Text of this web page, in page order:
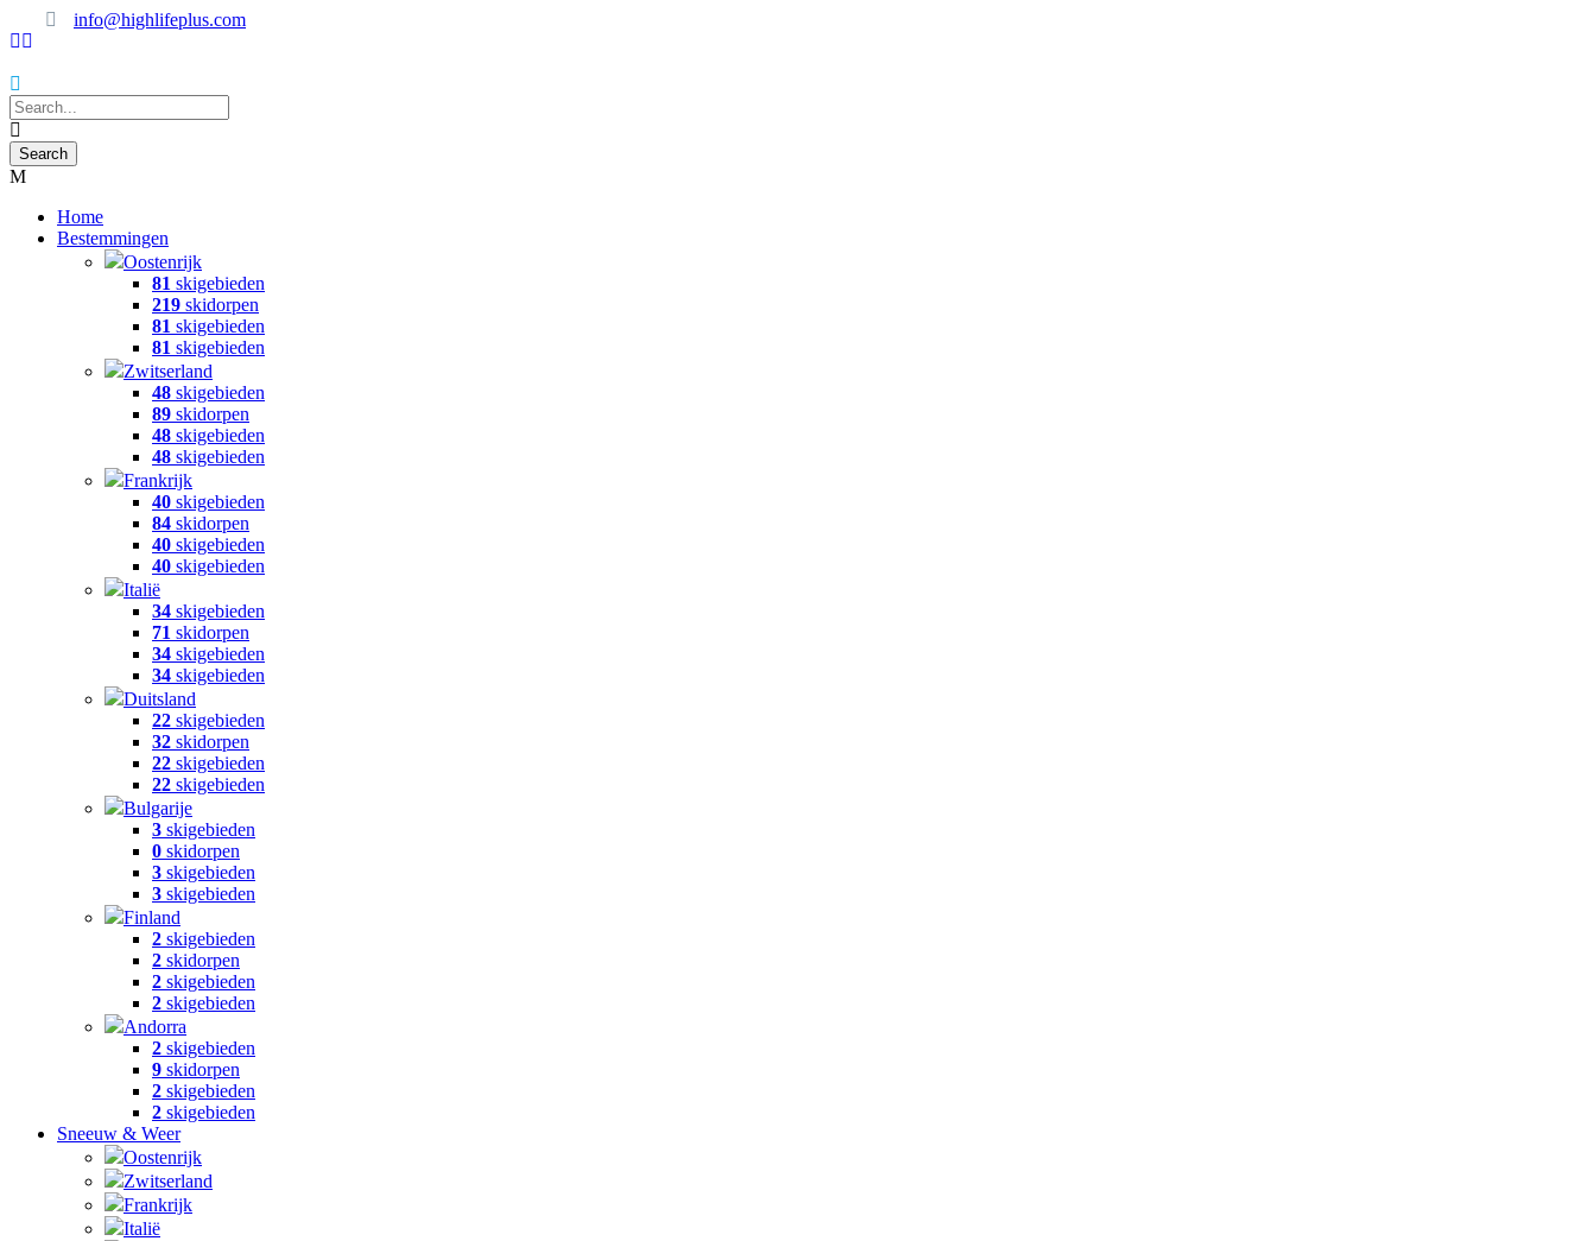
info@highlifeplus.com
Home
Bestemmingen
Oostenrijk
81 skigebieden
219 skidorpen
81 skigebieden
81 skigebieden
Zwitserland
48 skigebieden
89 skidorpen
48 skigebieden
48 skigebieden
Frankrijk
40 skigebieden
84 skidorpen
40 skigebieden
40 skigebieden
Italië
34 skigebieden
71 skidorpen
34 skigebieden
34 skigebieden
Duitsland
22 skigebieden
32 skidorpen
22 skigebieden
22 skigebieden
Bulgarije
3 skigebieden
0 skidorpen
3 skigebieden
3 skigebieden
Finland
2 skigebieden
2 skidorpen
2 skigebieden
2 skigebieden
Andorra
2 skigebieden
9 skidorpen
2 skigebieden
2 skigebieden
Sneeuw & Weer
Oostenrijk
Zwitserland
Frankrijk
Italië